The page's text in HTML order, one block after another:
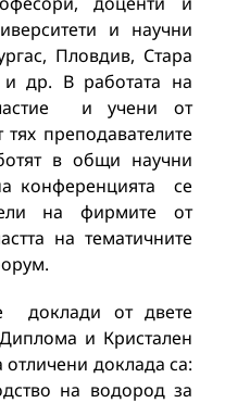
и научни
Пловдив, Стара
и др. В работата на
и учени от
преподавателите
в общи научни
конференцията се
на фирмите от
на тематичните
доклади от двете
и Кристален
отличени доклада са:
на водород за